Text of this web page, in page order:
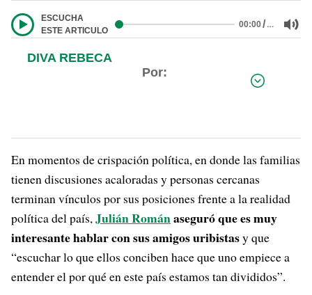
ESCUCHA
ESTE ARTICULO
00:00/…
Por:
DIVA REBECA
En momentos de crispación política, en donde las familias
tienen discusiones acaloradas y personas cercanas
terminan vínculos por sus posiciones frente a la realidad
política del país,Julián Románaseguró que es muy
interesante hablar con sus amigos uribistasy que
“escuchar lo que ellos conciben hace que uno empiece a
entender el por qué en este país estamos tan divididos”.